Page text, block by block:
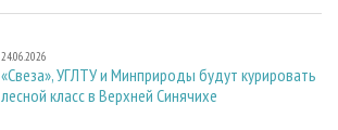
24.06.2026
«Свеза», УГЛТУ и Минприроды будут курировать
лесной класс в Верхней Синячихе